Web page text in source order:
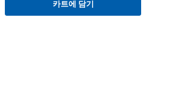
카트에 담기